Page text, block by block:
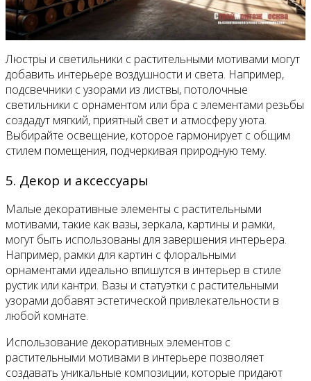
Люстры и светильники с растительными мотивами могут
добавить интерьере воздушности и света. Например,
подсвечники с узорами из листвы, потолочные
светильники с орнаментом или бра с элементами резьбы
создадут мягкий, приятный свет и атмосферу уюта.
Выбирайте освещение, которое гармонирует с общим
стилем помещения, подчеркивая природную тему.
5. Декор и аксессуары
Малые декоративные элементы с растительными
мотивами, такие как вазы, зеркала, картины и рамки,
могут быть использованы для завершения интерьера.
Например, рамки для картин с флоральными
орнаментами идеально впишутся в интерьер в стиле
рустик или кантри. Вазы и статуэтки с растительными
узорами добавят эстетической привлекательности в
любой комнате.
Использование декоративных элементов с
растительными мотивами в интерьере позволяет
создавать уникальные композиции, которые придают